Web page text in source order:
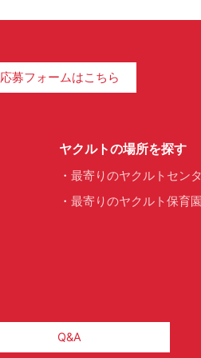
応募フォームはこちら
ヤクルトの場所を探す
最寄りのヤクルトセン
最寄りのヤクルト保育
Q&A